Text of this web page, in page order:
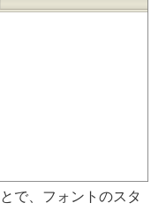
で、フォントのスタ